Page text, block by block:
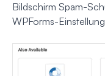
Bildschirm Spam-
WPForms-